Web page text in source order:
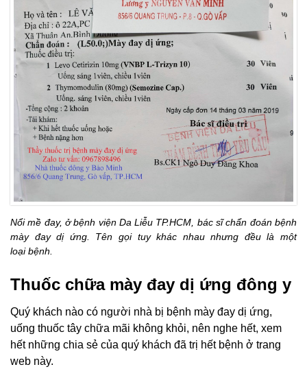
Nổi mề đay, ở bệnh viện Da Liễu TP.HCM, bác sĩ chẩn đoán bệnh
mày đay dị ứng. Tên gọi tuy khác nhau nhưng đều là một
loại bệnh.
Thuốc chữa mày đay dị ứng đông y
Quý khách nào có người nhà bị bệnh mày đay dị ứng,
uống thuốc tây chữa mãi không khỏi, nên nghe hết, xem
hết những chia sẻ của quý khách đã trị hết bệnh ở trang
web này.